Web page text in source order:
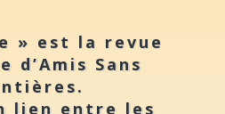
» est la revue
d’Amis Sans
lien entre les